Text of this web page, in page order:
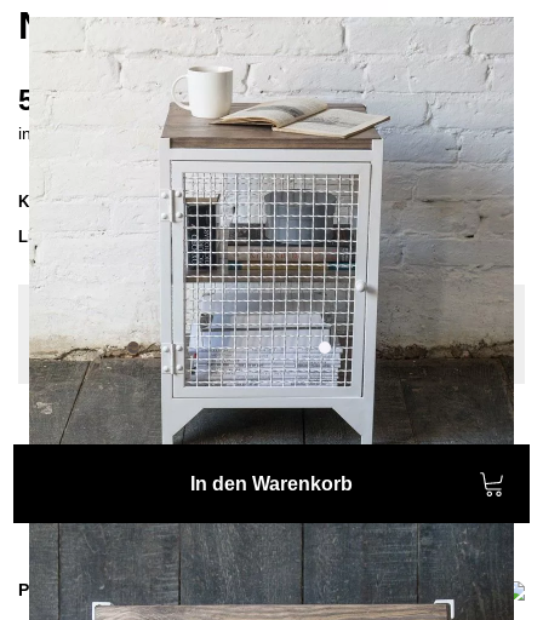
NACHTSCHRANK
530 €
inkl. MwSt. inkl. Versandkosten (DE)
Kollektion
CLATRI
Lieferzeit
3-4 Wochen| vsl. 27. Aug - 3. Sep
Konfiguration bearbeiten
Holzfarbe:
Kiefer-Grau, Farben: Weiß
In den Warenkorb
Produktinformationen